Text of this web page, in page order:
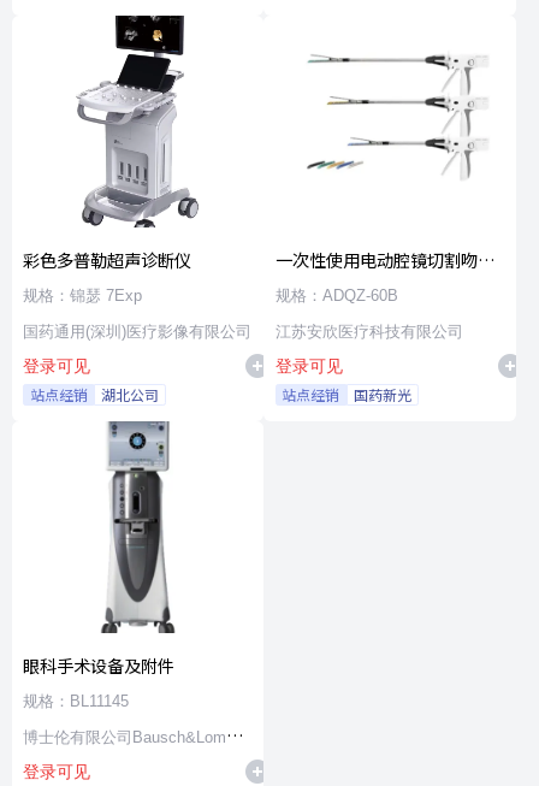
彩色多普勒超声诊断仪
规格：锦瑟 7Exp
国药通用(深圳)医疗影像有限公司
登录可见
站点经销 湖北公司
一次性使用电动腔镜切割吻合
器及组件
规格：ADQZ-60B
江苏安欣医疗科技有限公司
登录可见
站点经销 国药新光
眼科手术设备及附件
规格：BL11145
博士伦有限公司Bausch&Lomb
Incorporated
登录可见